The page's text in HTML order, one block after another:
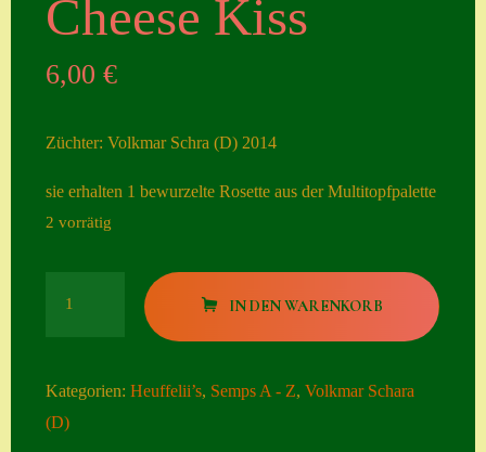
ngen
Datenschutzerklä
mit Semps
Cheese Kiss
6,00€
Züchter: Volkmar Schra (D) 2014
sie erhalten 1 bewurzelte Rosette aus der Multitopfpalette
2 vorrätig
IN DEN WARENKORB
Kategorien:Heuffelii’s, Semps A - Z,Volkmar Schara
(D)